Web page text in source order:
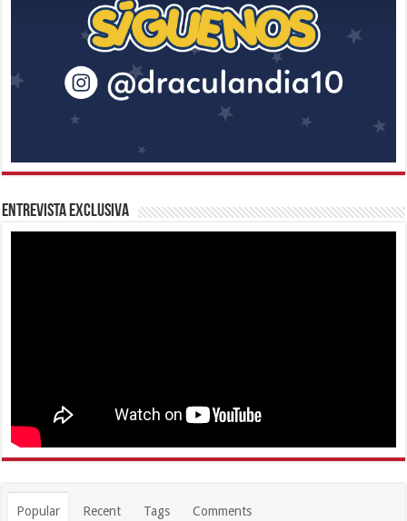
Entrevista Exclusiva
Popular Recent Tags Comments